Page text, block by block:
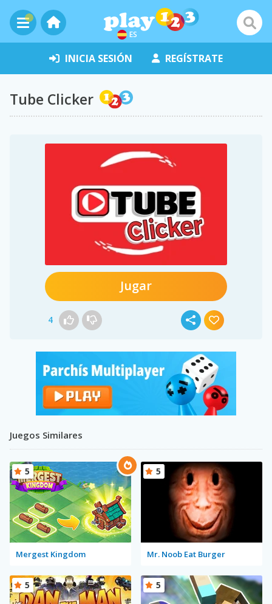
ES
INICIA SESIÓN REGÍSTRATE
Tube Clicker
Jugar
4
Juegos Similares
Mergest Kingdom
5
Mr. Noob Eat Burger
5
5 5